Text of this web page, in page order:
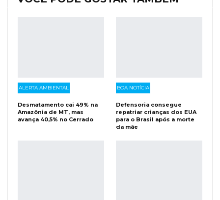
ALERTA AMBIENTAL
Desmatamento cai 49% na
Amazônia de MT, mas
avança 40,5% no Cerrado
BOA NOTÍCIA
Defensoria consegue
repatriar crianças dos EUA
para o Brasil após a morte
da mãe